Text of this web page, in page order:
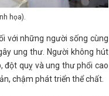
họa).
với những người sống cùng
ung thư. Người không hút
đột quỵ và ung thư phổi cao
chậm phát triển thể chất.